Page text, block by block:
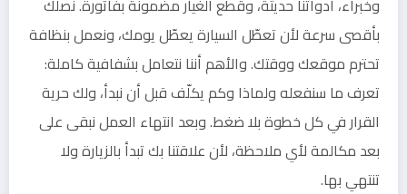
بأقصى سرعة لأن تعطّل السيارة يعطّل يومك، ونعمل بنظافة
تحترم موقعك ووقتك. والأهم أننا نتعامل بشفافية كاملة:
تعرف ما سنفعله ولماذا وكم يكلّف قبل أن نبدأ، ولك حرية
القرار في كل خطوة بلا ضغط. وبعد انتهاء العمل نبقى على
بعد مكالمة لأي ملاحظة، لأن علاقتنا بك تبدأ بالزيارة ولا
تنتهي بها.